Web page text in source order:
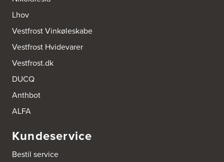
Lhov
Vestfrost Vinkøleskabe
Vestfrost Hvidevarer
Vestfrost.dk
DUCQ
Anthbot
ALFA
Kundeservice
Bestil service